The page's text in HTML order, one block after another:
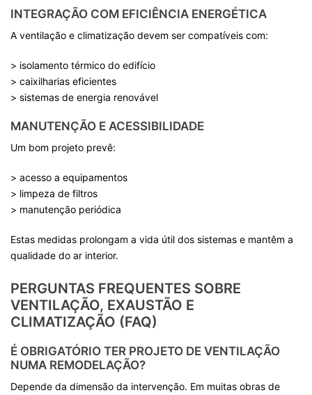
INTEGRAÇÃO COM EFICIÊNCIA ENERGÉTICA
A ventilação e climatização devem ser compatíveis com:
> isolamento térmico do edifício
> caixilharias eficientes
> sistemas de energia renovável
MANUTENÇÃO E ACESSIBILIDADE
Um bom projeto prevê:
> acesso a equipamentos
> limpeza de filtros
> manutenção periódica
Estas medidas prolongam a vida útil dos sistemas e mantêm a
qualidade do ar interior.
PERGUNTAS FREQUENTES SOBRE
VENTILAÇÃO, EXAUSTÃO E
CLIMATIZAÇÃO (FAQ)
É OBRIGATÓRIO TER PROJETO DE VENTILAÇÃO
NUMA REMODELAÇÃO?
Depende da dimensão da intervenção. Em muitas obras de